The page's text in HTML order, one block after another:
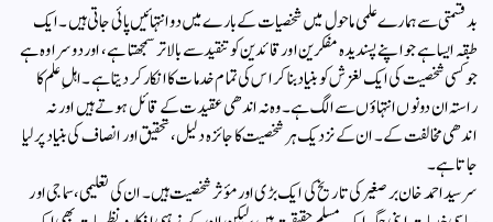
بدقسمتی سے ہمارے علمی ماحول میں شخصیات کے بارے میں دو انتہائیں پائی جاتی ہیں۔ ایک
طبقہ ایسا ہے جو اپنے پسندیدہ مفکرین اور قائدین کو تنقید سے بالاتر سمجھتا ہے، اور دوسرا وہ ہے
جو کسی شخصیت کی ایک لغزش کو بنیاد بنا کر اس کی تمام خدمات کا انکار کر دیتا ہے۔ اہلِ علم کا
راستہ ان دونوں انتہاؤں سے الگ ہے۔ وہ نہ اندھی عقیدت کے قائل ہوتے ہیں اور نہ
اندھی مخالفت کے۔ ان کے نزدیک ہر شخصیت کا جائزہ دلیل، تحقیق اور انصاف کی بنیاد پر لیا
جاتا ہے۔
سرسید احمد خان برصغیر کی تاریخ کی ایک بڑی اور مؤثر شخصیت ہیں۔ ان کی تعلیمی، سماجی اور